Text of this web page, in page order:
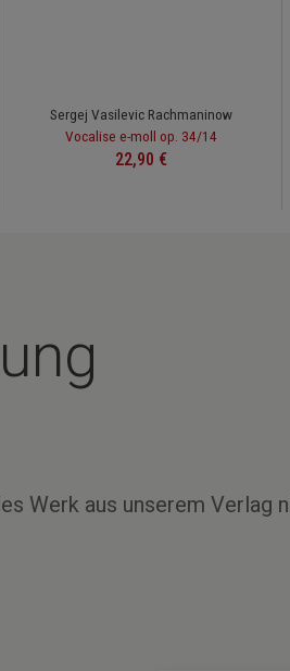
Sergej Vasilevic Rachmaninow
Vocalise e-moll op. 34/14
Prix régulier :
22,90 €
Werk aus unserem Verlag